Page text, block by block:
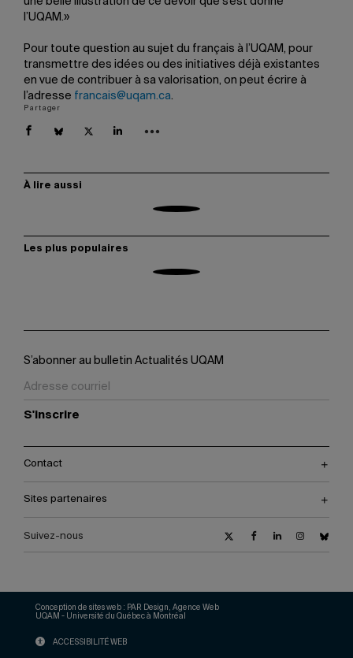
l’UQAM.»
Pour toute question au sujet du français à l’UQAM, pour
transmettre des idées ou des initiatives déjà existantes
en vue de contribuer à sa valorisation, on peut écrire à
l’adresse francais@uqam.ca.
Partager
À lire aussi
Les plus populaires
S’abonner au bulletin Actualités UQAM
S'inscrire
Contact
Sites partenaires
Suivez-nous
UQAM - Université du Québec à Montréal
Conception de sites web : PAR Design, Agence Web
ACCESSIBILITÉ WEB